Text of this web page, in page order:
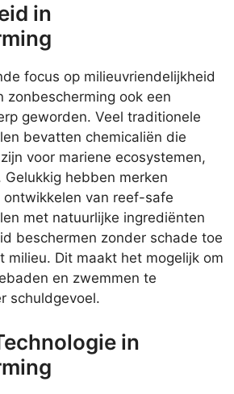
in
focus op milieuvriendelijkheid
zonbescherming ook een
geworden. Veel traditionele
bevatten chemicaliën die
voor mariene ecosystemen,
hebben merken
van reef-safe
met natuurlijke ingrediënten
beschermen zonder schade toe
milieu. Dit maakt het mogelijk om
en zwemmen te
schuldgevoel.
in